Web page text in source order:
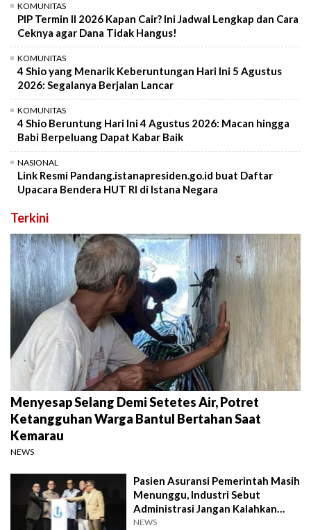
KOMUNITAS
PIP Termin II 2026 Kapan Cair? Ini Jadwal Lengkap dan Cara
Ceknya agar Dana Tidak Hangus!
KOMUNITAS
4 Shio yang Menarik Keberuntungan Hari Ini 5 Agustus
2026: Segalanya Berjalan Lancar
KOMUNITAS
4 Shio Beruntung Hari Ini 4 Agustus 2026: Macan hingga
Babi Berpeluang Dapat Kabar Baik
NASIONAL
Link Resmi Pandang.istanapresiden.go.id buat Daftar
Upacara Bendera HUT RI di Istana Negara
Terkini
Menyesap Selang Demi Setetes Air, Potret
Ketangguhan Warga Bantul Bertahan Saat
Kemarau
NEWS
Pasien Asuransi Pemerintah Masih
Menunggu, Industri Sebut
Administrasi Jangan Kalahkan
Kemanusiaan
NEWS